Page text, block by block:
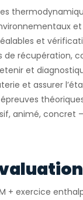
et
de récupération,
et
et assurer
animé, concret
+ exercice